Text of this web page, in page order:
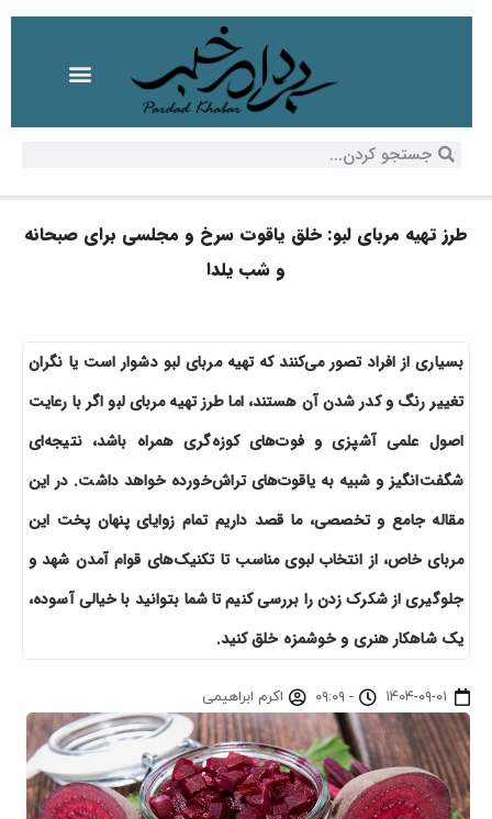
طرز تهیه مربای لبو: خلق یاقوت سرخ و مجلسی برای صبحانه
و شب یلدا
بسیاری از افراد تصور می‌کنند که تهیه مربای لبو دشوار است یا نگران
تغییر رنگ و کدر شدن آن هستند، اما طرز تهیه مربای لبو اگر با رعایت
اصول علمی آشپزی و فوت‌های کوزه‌گری همراه باشد، نتیجه‌ای
شگفت‌انگیز و شبیه به یاقوت‌های تراش‌خورده خواهد داشت. در این
مقاله جامع و تخصصی، ما قصد داریم تمام زوایای پنهان پخت این
مربای خاص، از انتخاب لبوی مناسب تا تکنیک‌های قوام آمدن شهد و
جلوگیری از شکرک زدن را بررسی کنیم تا شما بتوانید با خیالی آسوده،
یک شاهکار هنری و خوشمزه خلق کنید.
۱۴۰۴-۰۹-۰۱ - ۰۹:۰۹ اکرم ابراهیمی